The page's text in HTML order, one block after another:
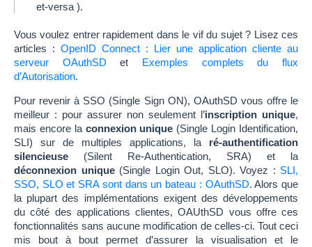
et-versa ).
Vous voulez entrer rapidement dans le vif du sujet ? Lisez ces
articles : OpenID Connect : Lier une application cliente au
serveur OAuthSD et
Exemples complets du flux
d’Autorisation.
Pour revenir à SSO (Single Sign ON), OAuthSD vous offre le
meilleur : pour assurer non seulement l’inscription unique,
mais encore la connexion unique (Single Login Identification,
SLI) sur de multiples applications, la ré-authentification
silencieuse (Silent Re-Authentication, SRA) et la
déconnexion unique(Single Login Out, SLO). Voyez : SLI,
SSO, SLO et SRA sont dans un bateau : OAuthSD. Alors que
la plupart des implémentations exigent des développements
du côté des applications clientes, OAUthSD vous offre ces
fonctionnalités sans aucune modification de celles-ci. Tout ceci
mis bout à bout permet d’assurer la visualisation et le